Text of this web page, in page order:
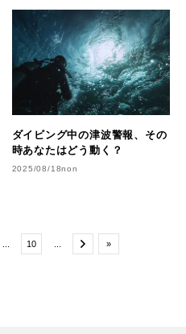
ダイビング中の津波警報、その
時あなたはどう動く？
2025/08/18non
10 »